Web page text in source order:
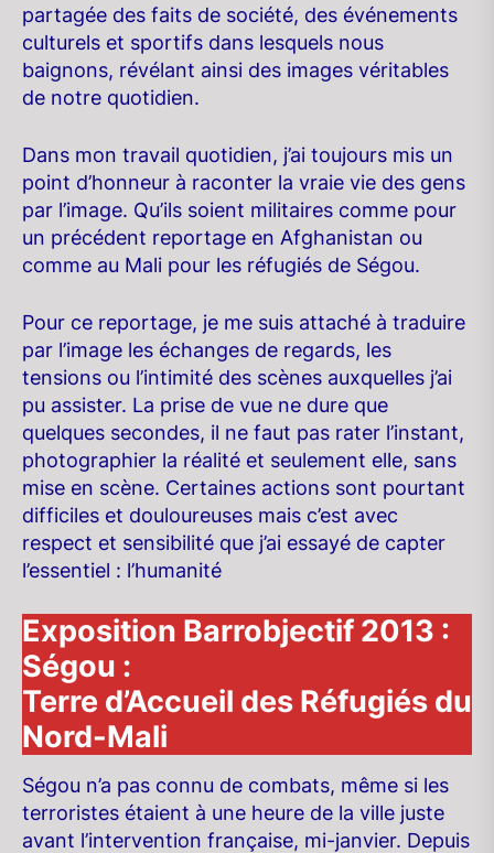
partagée des faits de société, des événements
culturels et sportifs dans lesquels nous
baignons, révélant ainsi des images véritables
de notre quotidien.
Dans mon travail quotidien, j’ai toujours mis un
point d’honneur à raconter la vraie vie des gens
par l’image. Qu’ils soient militaires comme pour
un précédent reportage en Afghanistan ou
comme au Mali pour les réfugiés de Ségou.
Pour ce reportage, je me suis attaché à traduire
par l’image les échanges de regards, les
tensions ou l’intimité des scènes auxquelles j’ai
pu assister. La prise de vue ne dure que
quelques secondes, il ne faut pas rater l’instant,
photographier la réalité et seulement elle, sans
mise en scène. Certaines actions sont pourtant
difficiles et douloureuses mais c’est avec
respect et sensibilité que j’ai essayé de capter
l’essentiel : l’humanité
Exposition Barrobjectif 2013 :
Ségou :
Terre d’Accueil des Réfugiés du
Nord-Mali
Ségou n’a pas connu de combats, même si les
terroristes étaient à une heure de la ville juste
avant l’intervention française, mi-janvier. Depuis